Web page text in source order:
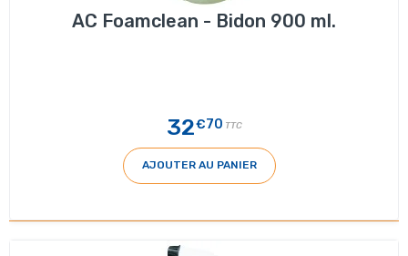
AC Foamclean - Bidon 900 ml.
32€70 TTC
AJOUTER AU PANIER